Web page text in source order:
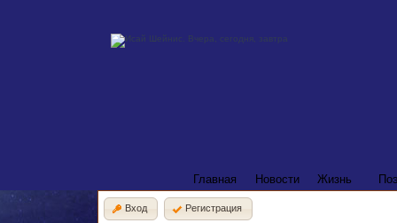
Главная Новости Жизнь
Вход
Регистрация